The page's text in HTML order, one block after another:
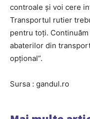
controale și voi cere
Transportul rutier
pentru toți.
abaterilor din
opțional”.
Sursa : gandul.ro